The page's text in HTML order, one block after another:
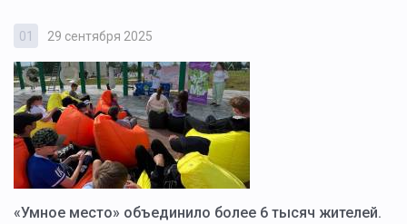
01 29 сентября 2025
«Умное место» объединило более 6 тысяч жителей.